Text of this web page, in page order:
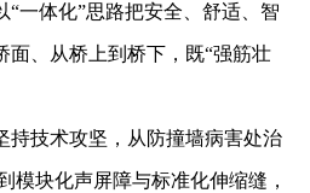
一体化”思路把安全、舒适、智
面、从桥上到桥下，既“强筋壮
技术攻坚，从防撞墙病害处治
模块化声屏障与标准化伸缩缝，